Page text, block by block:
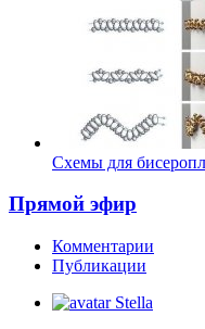
Схемы для
Прямой эфир
Комментарии
Публикации
Stella